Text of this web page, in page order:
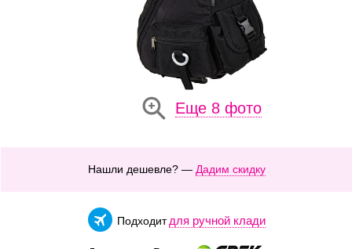
Еще 8 фото
Нашли дешевле? — Дадим скидку
Подходит для ручной клади